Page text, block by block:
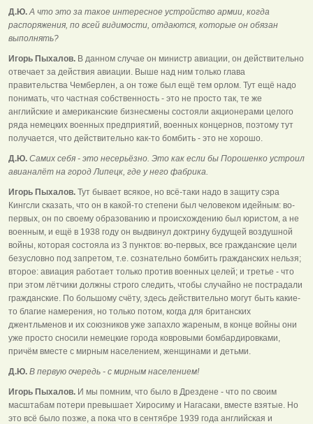
Д.Ю.А что это за такое интересное устройство армии, когда
распоряжения, по всей видимости, отдаются, которые он обязан
выполнять?
Игорь Пыхалов. В данном случае он министр авиации, он действительно
отвечает за действия авиации. Выше над ним только глава
правительства Чемберлен, а он тоже был ещё тем орлом. Тут ещё надо
понимать, что частная собственность - это не просто так, те же
английские и американские бизнесмены состояли акционерами целого
ряда немецких военных предприятий, военных концернов, поэтому тут
получается, что действительно как-то бомбить - это не хорошо.
Д.Ю. Самих себя - это несерьёзно. Это как если бы Порошенко устроил
авианалёт на город Липецк, где у него фабрика.
Игорь Пыхалов. Тут бывает всякое, но всё-таки надо в защиту сэра
Кингсли сказать, что он в какой-то степени был человеком идейным: во-
первых, он по своему образованию и происхождению был юристом, а не
военным, и ещё в 1938 году он выдвинул доктрину будущей воздушной
войны, которая состояла из 3 пунктов: во-первых, все гражданские цели
безусловно под запретом, т.е. сознательно бомбить гражданских нельзя;
второе: авиация работает только против военных целей; и третье - что
при этом лётчики должны строго следить, чтобы случайно не пострадали
гражданские. По большому счёту, здесь действительно могут быть какие-
то благие намерения, но только потом, когда для британских
джентльменов и их союзников уже запахло жареным, в конце войны они
уже просто сносили немецкие города ковровыми бомбардировками,
причём вместе с мирным населением, женщинами и детьми.
Д.Ю. В первую очередь - с мирным населением!
Игорь Пыхалов. И мы помним, что было в Дрездене - что по своим
масштабам потери превышает Хиросиму и Нагасаки, вместе взятые. Но
это всё было позже, а пока что в сентябре 1939 года английская и